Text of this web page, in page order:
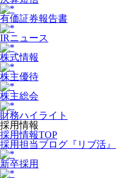
有価証券報告書
IRニュース
株式情報
株主優待
株主総会
財務ハイライト
採用情報
採用情報TOP
採用担当ブログ『リブ活』
新卒採用